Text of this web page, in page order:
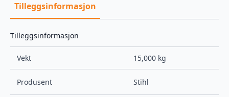
Tilleggsinformasjon
Tilleggsinformasjon
Vekt 15,000 kg
Produsent Stihl